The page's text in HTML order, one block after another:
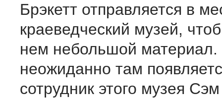
Брэкетт отправляется в
краеведческий музей,
нем небольшой
неожиданно там
сотрудник этого музея